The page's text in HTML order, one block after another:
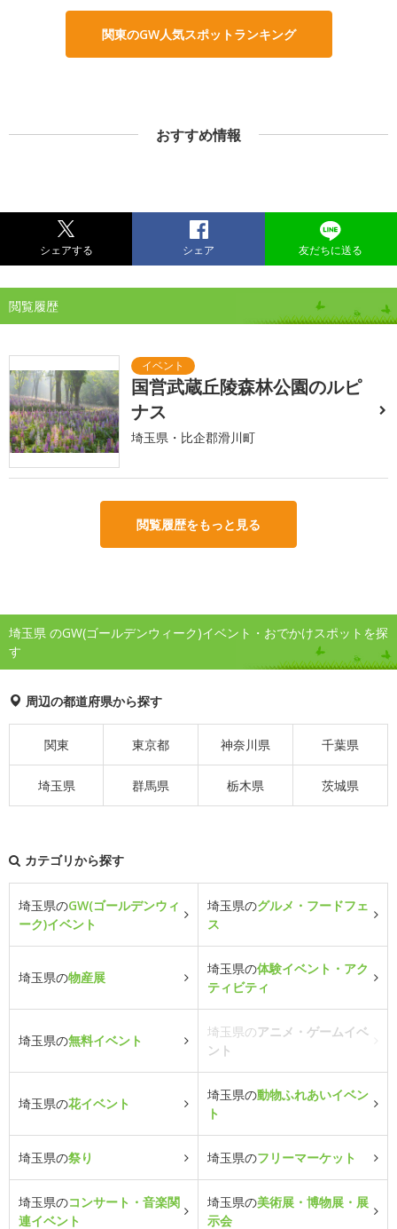
関東のGW人気スポットランキング
おすすめ情報
シェアする シェア 友だちに送る
閲覧履歴
国営武蔵丘陵森林公園のルピ
ナス
埼玉県・比企郡滑川町
閲覧履歴をもっと見る
埼玉県 のGW(ゴールデンウィーク)イベント・おでかけスポットを探
す
周辺の都道府県から探す
関東 東京都 神奈川県 千葉県
埼玉県 群馬県 栃木県 茨城県
カテゴリから探す
埼玉県のGW(ゴールデンウィ
ーク)イベント
埼玉県のグルメ・フードフェ
ス
埼玉県の物産展
埼玉県の体験イベント・アク
ティビティ
埼玉県の無料イベント
埼玉県のアニメ・ゲームイベ
ント
埼玉県の花イベント
埼玉県の動物ふれあいイベン
ト
埼玉県の祭り 埼玉県のフリーマーケット
埼玉県のコンサート・音楽関
連イベント
埼玉県の美術展・博物展・展
示会